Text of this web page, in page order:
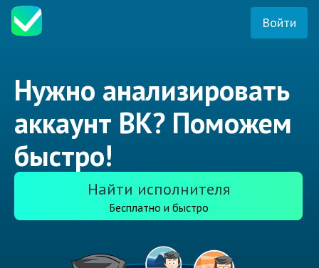
Войти
Нужно анализировать
аккаунт ВК? Поможем
быстро!
Найти исполнителя
Бесплатно и быстро